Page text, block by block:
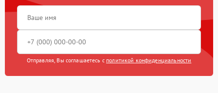
Отправляя, Вы соглашаетесь с политикой конфиденциальности